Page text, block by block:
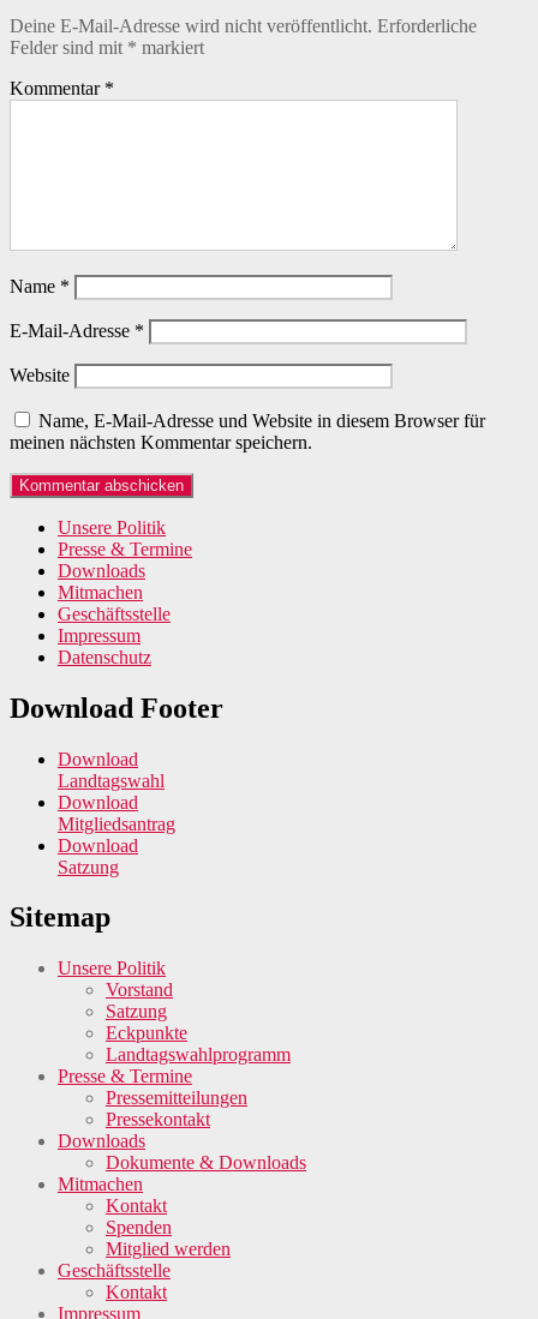
Deine E-Mail-Adresse wird nicht veröffentlicht. Erforderliche
Felder sind mit * markiert
Kommentar *
Name *
E-Mail-Adresse *
Website
Name, E-Mail-Adresse und Website in diesem Browser für
meinen nächsten Kommentar speichern.
Unsere Politik
Presse & Termine
Downloads
Mitmachen
Geschäftsstelle
Impressum
Datenschutz
Download Footer
Download
Landtagswahl
Download
Mitgliedsantrag
Download
Satzung
Sitemap
Unsere Politik
Vorstand
Satzung
Eckpunkte
Landtagswahlprogramm
Presse & Termine
Pressemitteilungen
Pressekontakt
Downloads
Dokumente & Downloads
Mitmachen
Kontakt
Spenden
Mitglied werden
Geschäftsstelle
Kontakt
Impressum